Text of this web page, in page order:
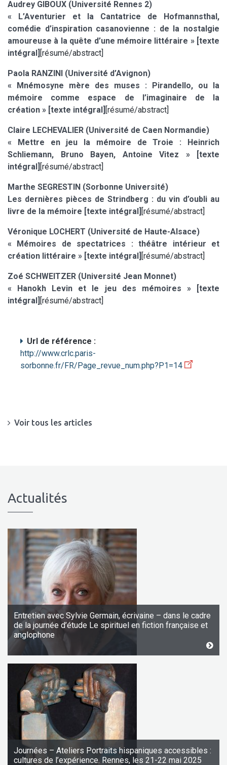
Audrey GIBOUX (Université Rennes 2)
« L’Aventurier et la Cantatrice de Hofmannsthal,
comédie d’inspiration casanovienne : de la nostalgie
amoureuse à la quête d’une mémoire littéraire » [texte
intégral]
[résumé/abstract]
Paola RANZINI (Université d’Avignon)
« Mnémosyne mère des muses : Pirandello, ou la
mémoire comme espace de l’imaginaire de la
création » [texte intégral]
[résumé/abstract]
Claire LECHEVALIER (Université de Caen Normandie)
« Mettre en jeu la mémoire de Troie : Heinrich
Schliemann, Bruno Bayen, Antoine Vitez » [texte
intégral]
[résumé/abstract]
Marthe SEGRESTIN (Sorbonne Université)
Les dernières pièces de Strindberg : du vin d’oubli au
livre de la mémoire [texte intégral]
[résumé/abstract]
Véronique LOCHERT (Université de Haute-Alsace)
« Mémoires de spectatrices : théâtre intérieur et
création littéraire » [texte intégral]
[résumé/abstract]
Zoé SCHWEITZER (Université Jean Monnet)
« Hanokh Levin et le jeu des mémoires » [texte
intégral]
[résumé/abstract]
Url de référence :
http://www.crlc.paris-
sorbonne.fr/FR/Page_revue_num.php?P1=14
Voir tous les articles
Actualités
Entretien avec Sylvie Germain, écrivaine – dans le cadre
de la journée d’étude Le spirituel en fiction française et
anglophone
Journées – Ateliers Portraits hispaniques accessibles :
cultures de l’expérience. Rennes, les 21-22 mai 2025